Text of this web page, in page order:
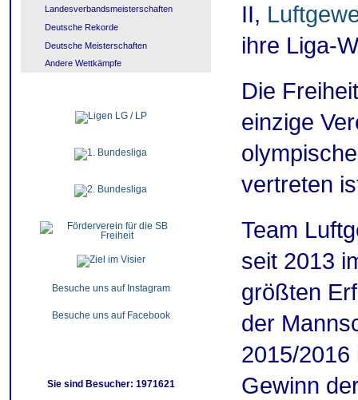
Landesverbandsmeisterschaften
Deutsche Rekorde
Deutsche Meisterschaften
Andere Wettkämpfe
Besuche uns auf Instagram
Besuche uns auf Facebook
Sie sind Besucher: 1971621
II,
ihre Liga-
Die
einzige
vertreten
Team
seit 2013
größten
der
2015/2016
Gewinn